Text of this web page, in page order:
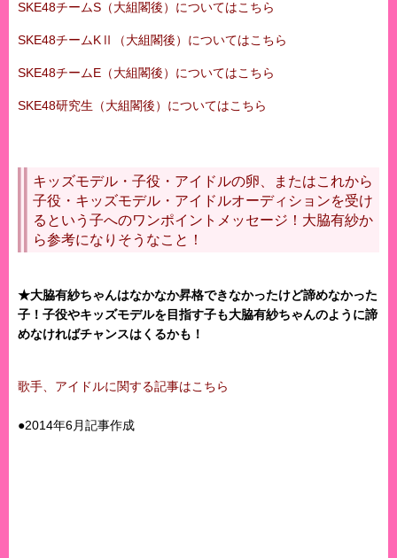
SKE48チームS（大組閣後）についてはこちら
SKE48チームKⅡ（大組閣後）についてはこちら
SKE48チームE（大組閣後）についてはこちら
SKE48研究生（大組閣後）についてはこちら
キッズモデル・子役・アイドルの卵、またはこれから
子役・キッズモデル・アイドルオーディションを受け
るという子へのワンポイントメッセージ！大脇有紗か
ら参考になりそうなこと！
★大脇有紗ちゃんはなかなか昇格できなかったけど諦めなかった
子！子役やキッズモデルを目指す子も大脇有紗ちゃんのように諦
めなければチャンスはくるかも！
歌手、アイドルに関する記事はこちら
●2014年6月記事作成